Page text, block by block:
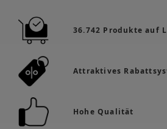
36.742 Produkte auf
Attraktives
Hohe Qualität